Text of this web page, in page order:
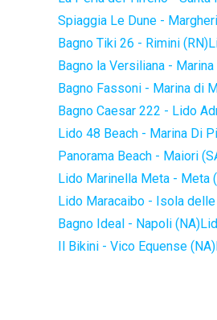
Spiaggia Le Dune -
Bagno Tiki 26 - Rimini (RN)
Bagno la Versiliana -
Bagno Fassoni - Marina di
Bagno Caesar 222 - Lido
Lido 48 Beach - Marina Di
Panorama Beach - Maiori
Lido Marinella Meta - Meta
Lido Maracaibo - Isola
Bagno Ideal - Napoli (NA)
Il Bikini - Vico Equense (NA)